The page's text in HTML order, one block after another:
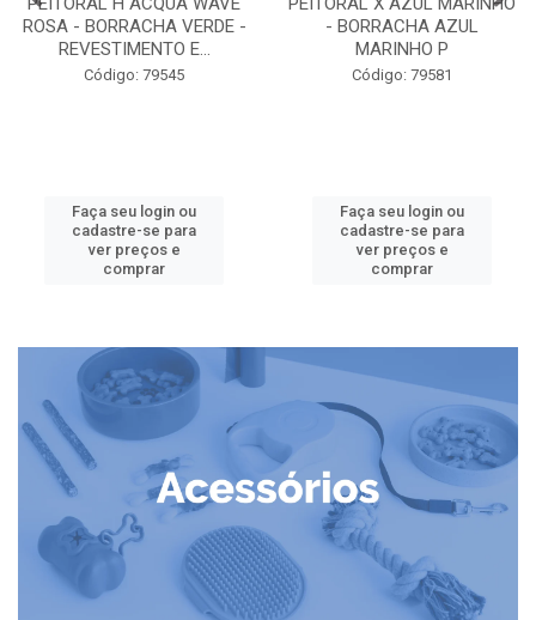
ROSA - BORRACHA VERDE -
REVESTIMENTO E...
Código: 79545
Faça seu login ou
cadastre-se para
ver preços e
comprar
- BORRACHA AZUL
MARINHO P
Código: 79581
Faça seu login ou
cadastre-se para
ver preços e
comprar